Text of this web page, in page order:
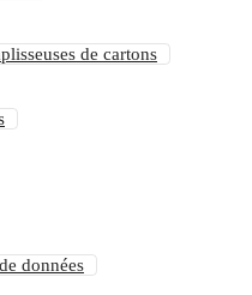
de cartons
données